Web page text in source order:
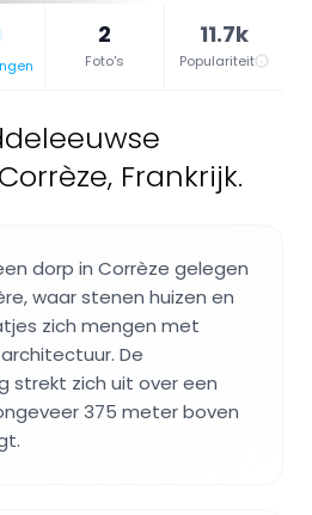
2
Foto's
11.7k
Populariteit
Frankrijk.
dorp in Corrèze gelegen
waar stenen huizen en
zich mengen met
De
strekt zich uit over een
375 meter boven